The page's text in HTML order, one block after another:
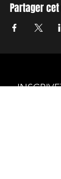
Partager